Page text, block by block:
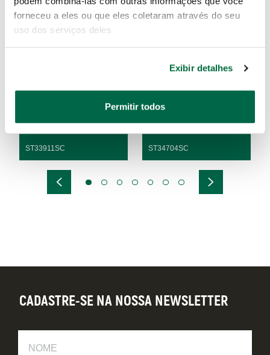
forneceu a eles ou que eles coletaram através do seu
uso dos serviços deles
Exibir detalhes
Permitir todos
ST33911SC ST34704SC
CADASTRE-SE NA NOSSA NEWSLETTER